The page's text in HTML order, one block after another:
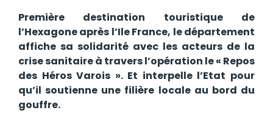
Première destination touristique de
l’Hexagone après l’Ile France, le département
affiche sa solidarité avec les acteurs de la
crise sanitaire à travers l’opération le « Repos
des Héros Varois ». Et interpelle l’Etat pour
qu’il soutienne une filière locale au bord du
gouffre.